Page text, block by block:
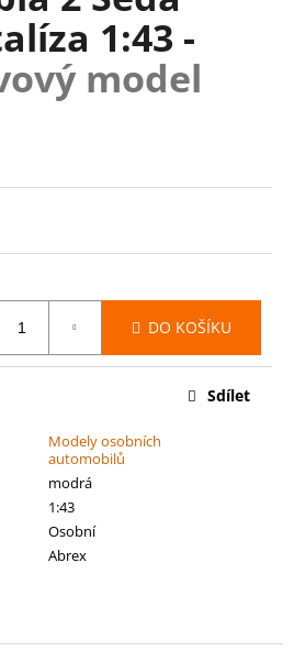
1:43 -
model
DO KOŠÍKU
Modely osobních
automobilů
modrá
1:43
Osobní
Abrex
Sdílet